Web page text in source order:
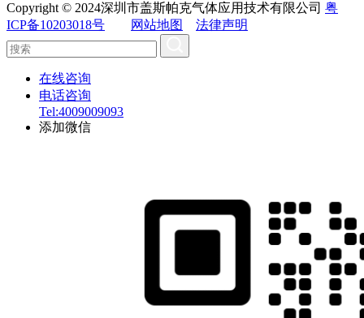
Copyright © 2024深圳市盖斯帕克气体应用技术有限公司 粤
ICP备10203018号
网站地图 法律声明
在线咨询
电话咨询
Tel:4009009093
添加微信